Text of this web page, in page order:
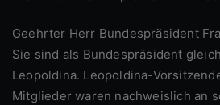
Geehrter Herr Bundespräsident Frank-Walter Steinmeier,
Sie sind als Bundespräsident
Leopoldina. Leopoldina-
Mitglieder waren nachweislich an